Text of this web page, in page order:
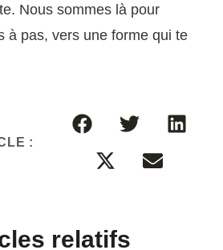
Nous sommes là pour
à pas, vers une forme qui te
:
relatifs